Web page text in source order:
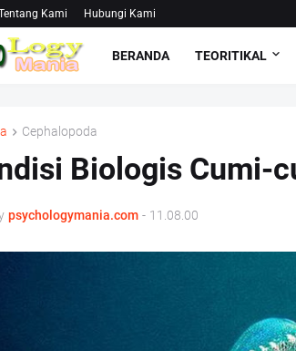
Kami Hubungi Kami
BERANDA TEORITIKAL
Cephalopoda
Biologis Cumi-
psychologymania.com - 11.08.00